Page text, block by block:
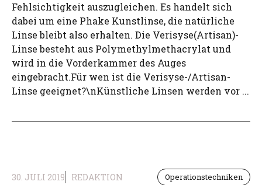
Fehlsichtigkeit auszugleichen. Es handelt sich
dabei um eine Phake Kunstlinse, die natürliche
Linse bleibt also erhalten. Die Verisyse(Artisan)-
Linse besteht aus Polymethylmethacrylat und
wird in die Vorderkammer des Auges
eingebracht.Für wen ist die Verisyse-/Artisan-
Linse geeignet?\nKünstliche Linsen werden vor ...
30. JULI 2019 REDAKTION Operationstechniken